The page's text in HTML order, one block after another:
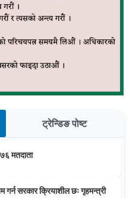
ट्रेन्डिङ पोष्ट
मतदाता
गर्न सरकार क्रियाशील छः गृहमन्त्री